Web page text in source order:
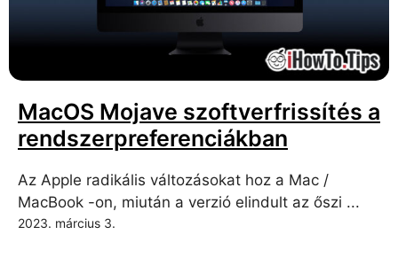
MacOS Mojave szoftverfrissítés a
rendszerpreferenciákban
Az Apple radikális változásokat hoz a Mac /
MacBook -on, miután a verzió elindult az őszi ...
2023. március 3.